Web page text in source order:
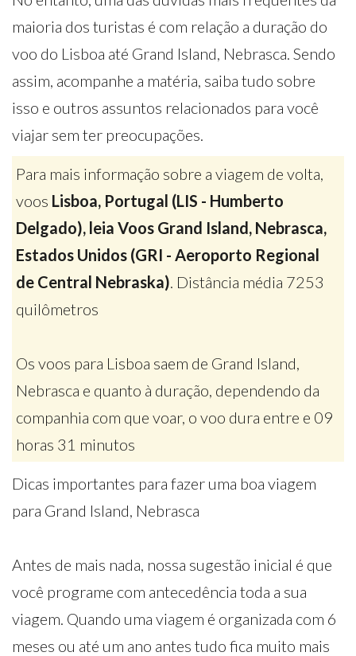
maioria dos turistas é com relação a duração do
voo do Lisboa até Grand Island, Nebrasca. Sendo
assim, acompanhe a matéria, saiba tudo sobre
isso e outros assuntos relacionados para você
viajar sem ter preocupações.
Para mais informação sobre a viagem de volta,
voos Lisboa, Portugal (LIS - Humberto
Delgado), leia Voos Grand Island, Nebrasca,
Estados Unidos (GRI - Aeroporto Regional
de Central Nebraska). Distância média 7253
quilômetros
Os voos para Lisboa saem de Grand Island,
Nebrasca e quanto à duração, dependendo da
companhia com que voar, o voo dura entre e 09
horas 31 minutos
Dicas importantes para fazer uma boa viagem
para Grand Island, Nebrasca
Antes de mais nada, nossa sugestão inicial é que
você programe com antecedência toda a sua
viagem. Quando uma viagem é organizada com 6
meses ou até um ano antes tudo fica muito mais